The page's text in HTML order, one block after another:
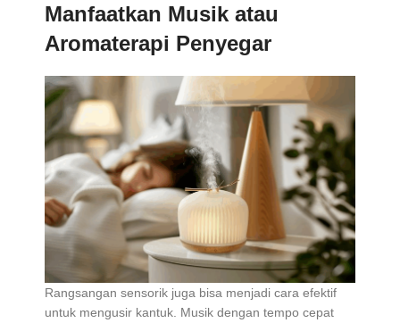
Manfaatkan Musik atau
Aromaterapi Penyegar
Rangsangan sensorik juga bisa menjadi cara efektif
untuk mengusir kantuk. Musik dengan tempo cepat